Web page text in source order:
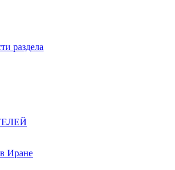
раздела
Иране